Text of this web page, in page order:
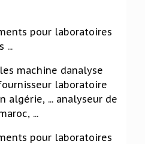
pour laboratoires
...
machine danalyse
laboratoire
algérie, ... analyseur de
...
pour laboratoires